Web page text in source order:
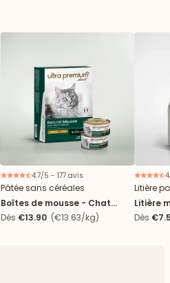
4.7/5 - 177 avis
Pâtée sans céréales
Boîtes de mousse - Chat
stérilisé
Dès €13.90 (€13.63/kg)
Litière
Litière
Dès